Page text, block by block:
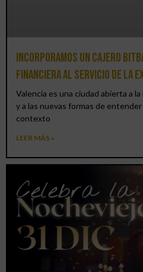
Incorporamos un cajero
financiera al servicio de la
Valencia es una ciudad abierta a
y a las nuevas formas de
contexto
LEER MÁS »